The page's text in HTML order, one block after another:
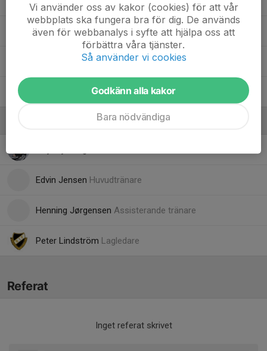
25. Madelene Borg
55. Mimmi Philipsson, F09
Amanda Törngren
Edvin Jensen Huvudtränare
Henning Jørgensen Assisterande tränare
Peter Lindström Lagledare
Referat
Inget referat skrivet
Vi använder oss av kakor (cookies) för att vår
webbplats ska fungera bra för dig. De används
även för webbanalys i syfte att hjälpa oss att
förbättra våra tjänster.
Så använder vi cookies
Godkänn alla kakor
Bara nödvändiga